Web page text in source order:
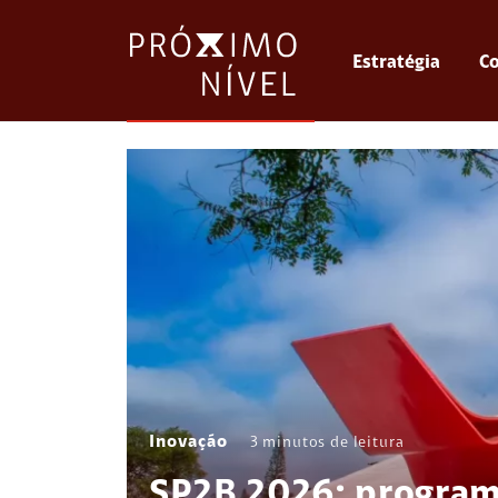
Estratégia
Inovação 3 minutos de leitura